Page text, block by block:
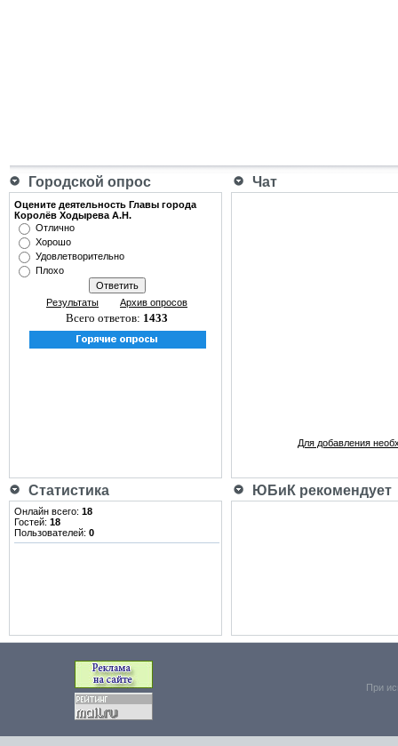
Городской опрос Чат
Оцените деятельность Главы города
Королёв Ходырева А.Н.
Отлично
Хорошо
Удовлетворительно
Плохо
Результаты Архив опросов
Всего ответов: 1433
Для добавления
Статистика ЮБиК рекомендует
Онлайн всего: 18
Гостей: 18
Пользователей: 0
При